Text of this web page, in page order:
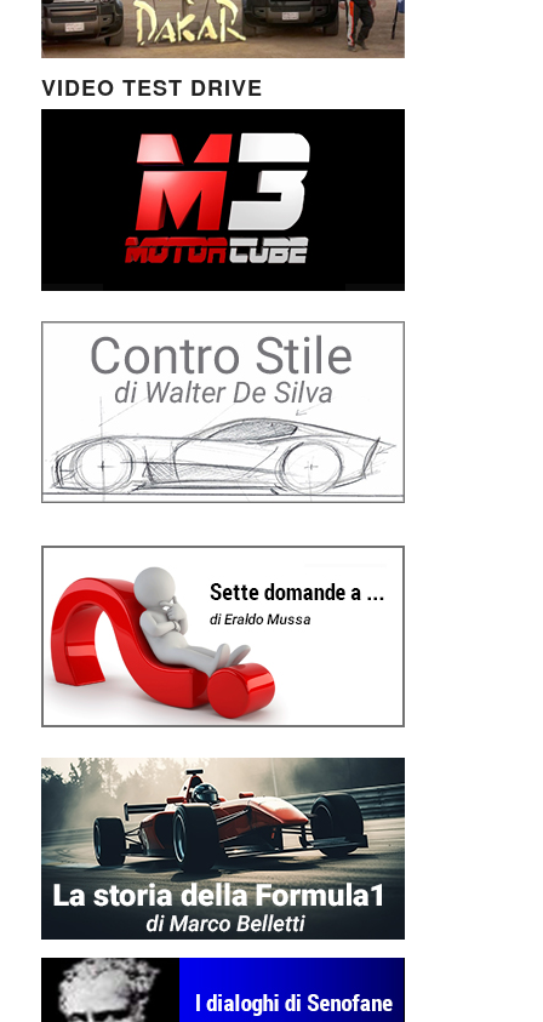
VIDEO TEST DRIVE